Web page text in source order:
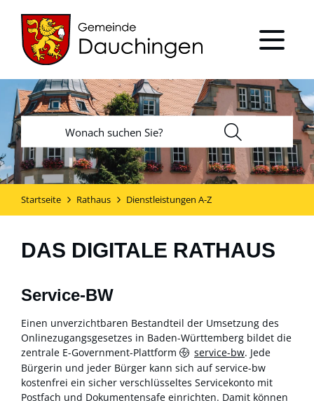
Startseite Rathaus Dienstleistungen A-Z
DAS DIGITALE RATHAUS
Service-BW
Einen unverzichtbaren Bestandteil der Umsetzung des
Onlinezugangsgesetzes in Baden-Württemberg bildet die
zentrale E-Government-Plattform
service-bw. Jede
Bürgerin und jeder Bürger kann sich auf service-bw
kostenfrei ein sicher verschlüsseltes Servicekonto mit
Postfach und Dokumentensafe einrichten. Damit können